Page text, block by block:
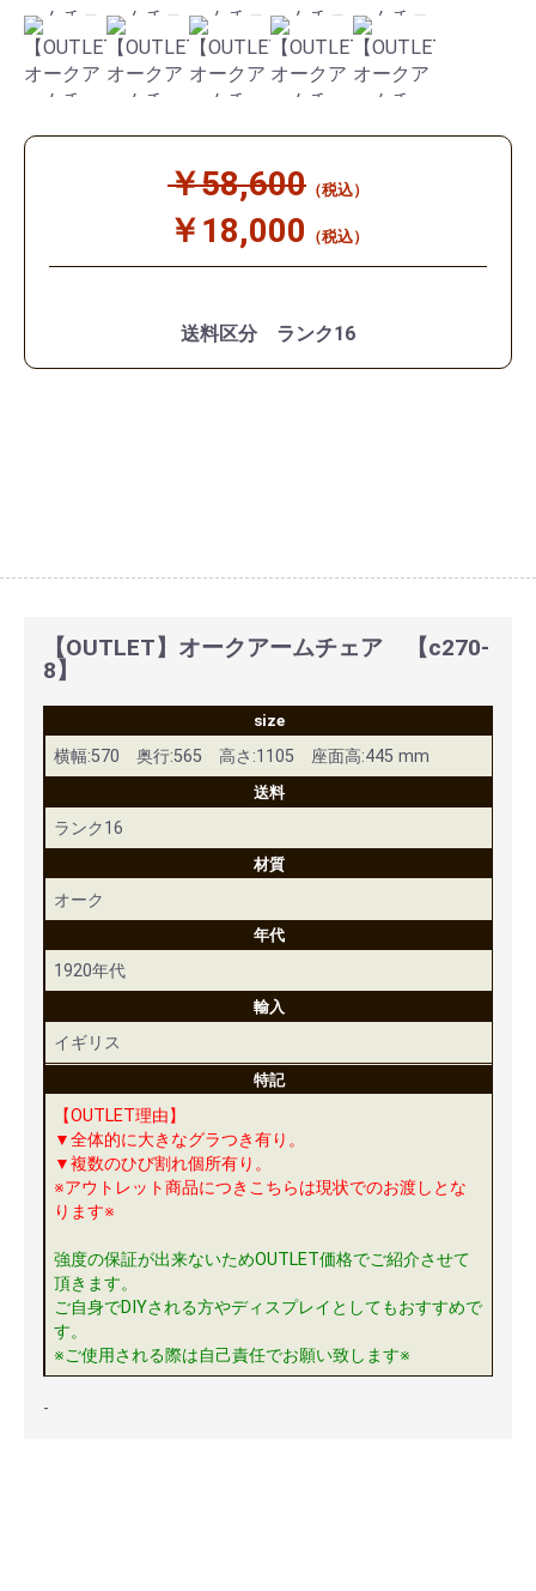
￥58,600 （税込）
￥18,000 （税込）
送料区分 ランク16
【OUTLET】オークアームチェア 【c270-
8】
size
横幅:570 奥行:565 高さ:1105 座面高:445 mm
送料
ランク16
材質
オーク
年代
1920年代
輸入
イギリス
特記
【OUTLET理由】
▼全体的に大きなグラつき有り。
▼複数のひび割れ個所有り。
※アウトレット商品につきこちらは現状でのお渡しとな
ります※
強度の保証が出来ないためOUTLET価格でご紹介させて
頂きます。
ご自身でDIYされる方やディスプレイとしてもおすすめで
す。
※ご使用される際は自己責任でお願い致します※
-